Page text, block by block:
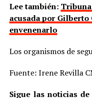
Lee también:
acusada por
envenenarlo
Los organismos de
Fuente: Irene Revilla
Sigue las noticias